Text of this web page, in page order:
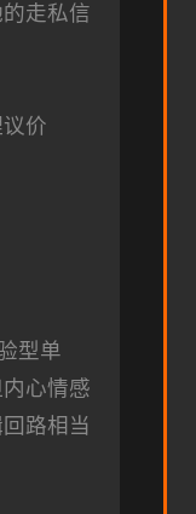
走私信
价
型单
心情感
路相当